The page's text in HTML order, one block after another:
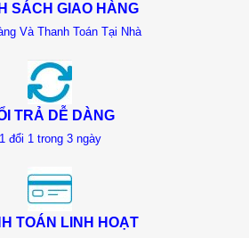
SÁCH GIAO HÀNG
Và Thanh Toán Tại Nhà
TRẢ DỄ DÀNG
1 đổi 1 trong 3 ngày
TOÁN LINH HOẠT